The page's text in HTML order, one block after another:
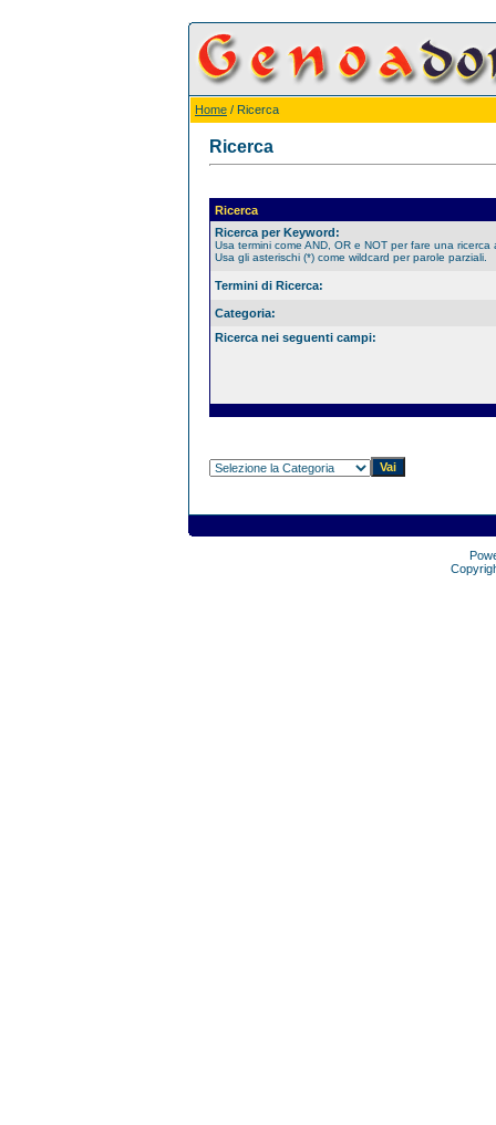
Home / Ricerca
Ricerca
Ricerca
Ricerca per Keyword:
Usa termini come AND, OR e NOT per fare una ricerca
Usa gli asterischi (*) come wildcard per parole parziali.
Termini di Ricerca:
Categoria:
Ricerca nei seguenti campi: